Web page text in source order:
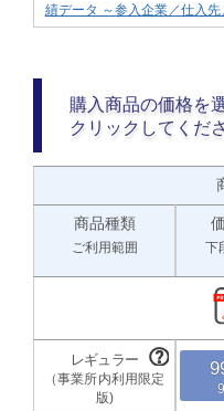
績データ ～参入企業／仕入
購入商品の価格を
クリックしてくだ
商品種類
ご利用範囲 下